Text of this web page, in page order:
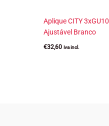
Aplique CITY 3xGU10
Ajustável Branco
€32,60 iva incl.